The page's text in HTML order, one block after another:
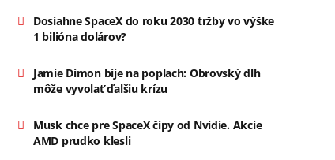
Dosiahne SpaceX do roku 2030 tržby vo výške
1 bilióna dolárov?
Jamie Dimon bije na poplach: Obrovský dlh
môže vyvolať ďalšiu krízu
Musk chce pre SpaceX čipy od Nvidie. Akcie
AMD prudko klesli